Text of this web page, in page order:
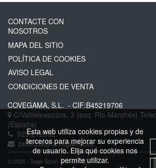
CONTACTE CON
NOSOTROS
MAPA DEL SITIO
POLÍTICA DE COOKIES
AVISO LEGAL
CONDICIONES DE VENTA
COVEGAMA, S.L. - CIF:B45219706
C/Valdelospozos, 3 (esq. Río Marchés)
(España)
925 212882
pedidos@covegama.es
© 2026 - Sage Spain ™ (v.20.25)
Esta web utiliza cookies propias y de
terceros para mejorar su experiencia
de usuario. Elija qué cookies nos
permite utilizar.